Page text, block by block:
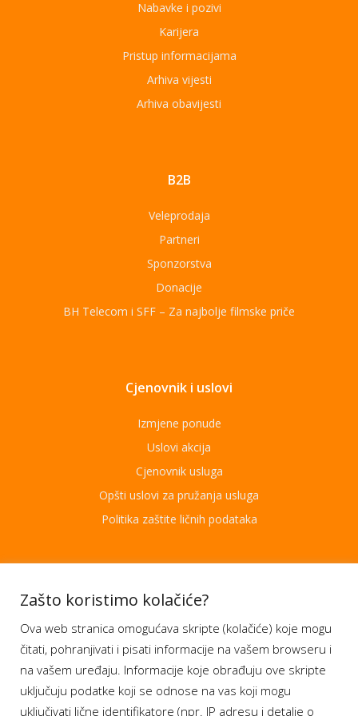
Nabavke i pozivi
Karijera
Pristup informacijama
Arhiva vijesti
Arhiva obavijesti
B2B
Veleprodaja
Partneri
Sponzorstva
Donacije
BH Telecom i SFF – Za najbolje filmske priče
Cjenovnik i uslovi
Izmjene ponude
Uslovi akcija
Cjenovnik usluga
Opšti uslovi za pružanja usluga
Politika zaštite ličnih podataka
Aplikacije
Moj BH Telecom
Dostupnost usluga
Moja webTV
Aukcije BH Telecom
Zašto koristimo kolačiće?
Ova web stranica omogućava skripte (kolačiće) koje mogu
čitati, pohranjivati i pisati informacije na vašem browseru i
na vašem uređaju. Informacije koje obrađuju ove skripte
uključuju podatke koji se odnose na vas koji mogu
uključivati lične identifikatore (npr. IP adresu i detalje o